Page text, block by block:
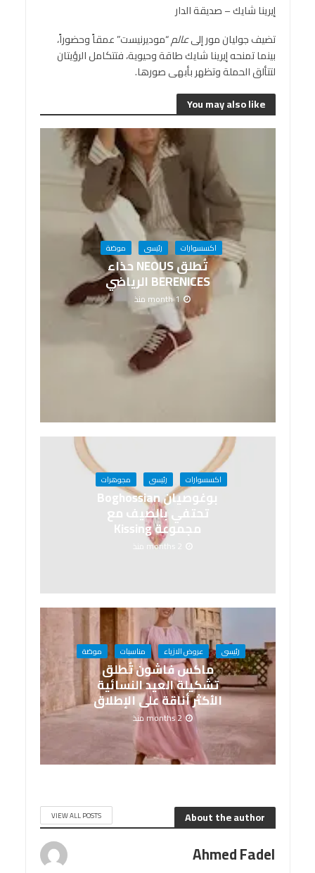
إيرينا شايك – صديقة الدار
تضيف جوليان مور إلىعالم“موديرنيست” عمقاً وحضوراً،
بينما تمنحه إيرينا شايك طاقة وحيوية، فتتكامل الرؤيتان
لتتألق الحملة وتظهر بأبهى صورها.
You may also like
اكسسوارات رئيسى موضة
تُطلق NEOUS حذاء
BERENICES الرياضي
1 month منذ
اكسسوارات رئيسى مجوهرات
بوغوصيان Boghossian
تحتفي بالصيف مع
مجموعة Kissing
2 months منذ
رئيسى عروض الازياء مناسبات موضة
ماكس فاشون تُطلق
تشكيلة العيد النسائية
الأكثر أناقة على الإطلاق
2 months منذ
About the author
VIEW ALL POSTS
Ahmed Fadel